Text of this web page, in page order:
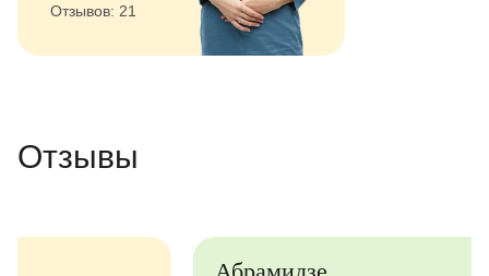
Отзывов: 21
Отзывы